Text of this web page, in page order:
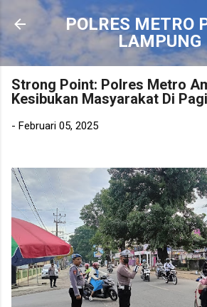
Langsung ke konten
POLRES METRO
LAMPUNG
Strong Point: Polres Metro
Kesibukan Masyarakat Di
- Februari 05, 2025